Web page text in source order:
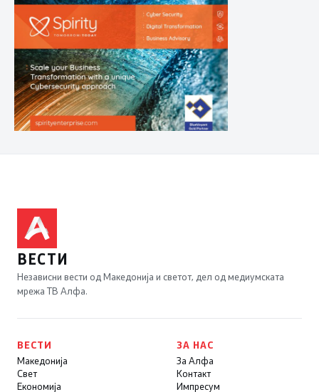
ВЕСТИ
Независни вести од Македонија и светот, дел од медиумската
мрежа ТВ Алфа.
ВЕСТИ
Македонија
Свет
Економија
ЗА НАС
За Алфа
Контакт
Импресум